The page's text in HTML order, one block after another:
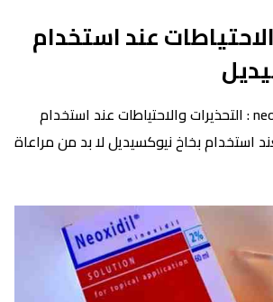
عند استخدام
تجربتي مع بخاخ neoxidil : التحذيرات والاحتياطات عند استخدام
استخدام بخاخ نيوكسيديل لا بد من مراعاة